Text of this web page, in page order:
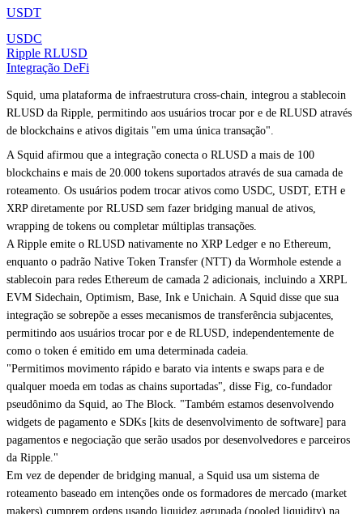
USDT
USDC
Ripple RLUSD
Integração DeFi
Squid, uma plataforma de infraestrutura cross-chain, integrou a stablecoin
RLUSD da Ripple, permitindo aos usuários trocar por e de RLUSD através
de blockchains e ativos digitais "em uma única transação".
A Squid afirmou que a integração conecta o RLUSD a mais de 100
blockchains e mais de 20.000 tokens suportados através de sua camada de
roteamento. Os usuários podem trocar ativos como USDC, USDT, ETH e
XRP diretamente por RLUSD sem fazer bridging manual de ativos,
wrapping de tokens ou completar múltiplas transações.
A Ripple emite o RLUSD nativamente no XRP Ledger e no Ethereum,
enquanto o padrão Native Token Transfer (NTT) da Wormhole estende a
stablecoin para redes Ethereum de camada 2 adicionais, incluindo a XRPL
EVM Sidechain, Optimism, Base, Ink e Unichain. A Squid disse que sua
integração se sobrepõe a esses mecanismos de transferência subjacentes,
permitindo aos usuários trocar por e de RLUSD, independentemente de
como o token é emitido em uma determinada cadeia.
"Permitimos movimento rápido e barato via intents e swaps para e de
qualquer moeda em todas as chains suportadas", disse Fig, co-fundador
pseudônimo da Squid, ao The Block. "Também estamos desenvolvendo
widgets de pagamento e SDKs [kits de desenvolvimento de software] para
pagamentos e negociação que serão usados por desenvolvedores e parceiros
da Ripple."
Em vez de depender de bridging manual, a Squid usa um sistema de
roteamento baseado em intenções onde os formadores de mercado (market
makers) cumprem ordens usando liquidez agrupada (pooled liquidity) na